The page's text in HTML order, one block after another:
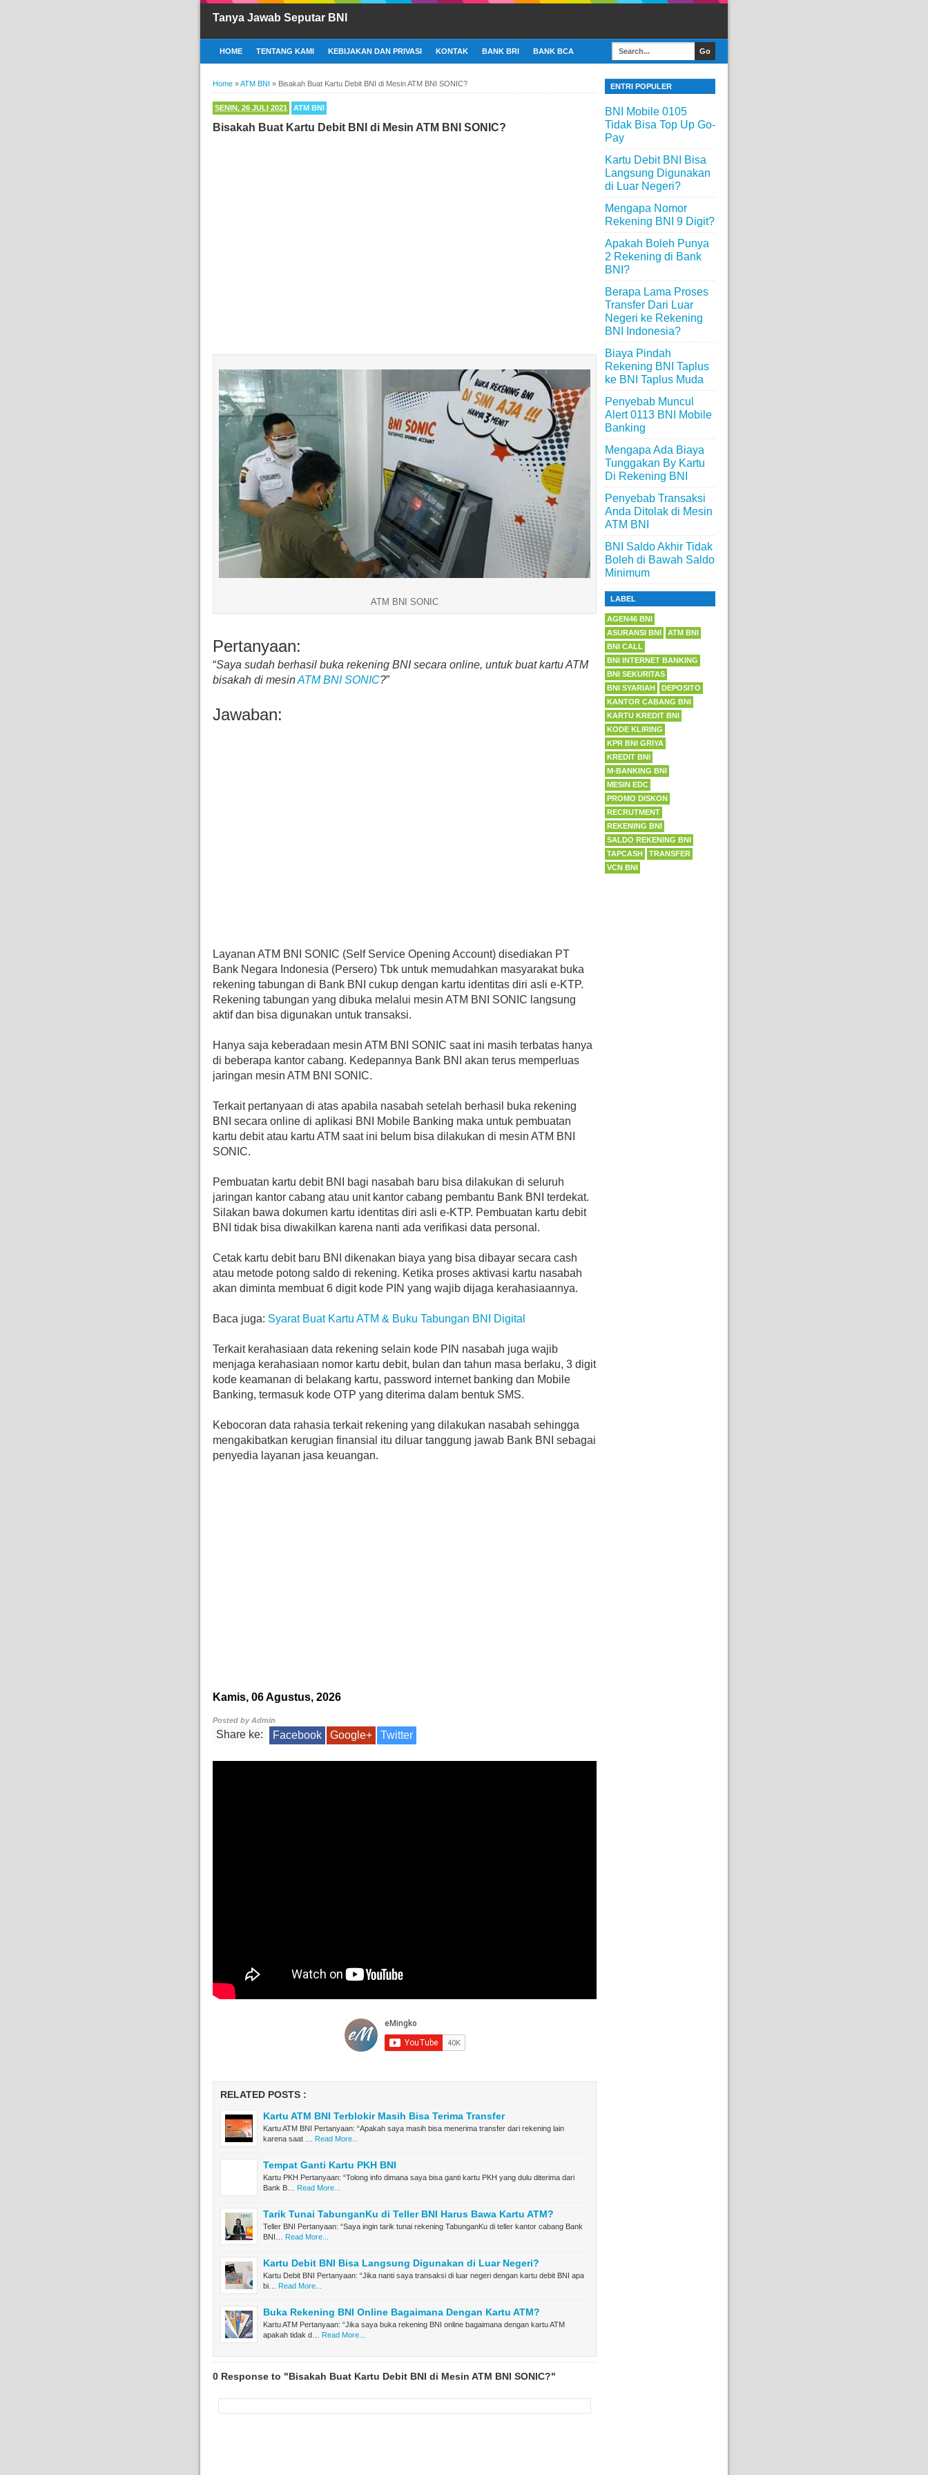
Tanya Jawab Seputar BNI
HOME TENTANG KAMI KEBIJAKAN DAN PRIVASI KONTAK BANK BRI BANK BCA
Home »ATM BNI » Bisakah Buat Kartu Debit BNI di Mesin ATM BNI SONIC?
SENIN, 26 JULI 2021 ATM BNI
Bisakah Buat Kartu Debit BNI di Mesin ATM BNI SONIC?
ATM BNI SONIC
Pertanyaan:
“Saya sudah berhasil buka rekening BNI secara online, untuk buat kartu ATM
bisakah di mesinATM BNI SONIC?”
Jawaban:
Layanan ATM BNI SONIC (Self Service Opening Account) disediakan PT
Bank Negara Indonesia (Persero) Tbk untuk memudahkan masyarakat buka
rekening tabungan di Bank BNI cukup dengan kartu identitas diri asli e-KTP.
Rekening tabungan yang dibuka melalui mesin ATM BNI SONIC langsung
aktif dan bisa digunakan untuk transaksi.
Hanya saja keberadaan mesin ATM BNI SONIC saat ini masih terbatas hanya
di beberapa kantor cabang. Kedepannya Bank BNI akan terus memperluas
jaringan mesin ATM BNI SONIC.
Terkait pertanyaan di atas apabila nasabah setelah berhasil buka rekening
BNI secara online di aplikasi BNI Mobile Banking maka untuk pembuatan
kartu debit atau kartu ATM saat ini belum bisa dilakukan di mesin ATM BNI
SONIC.
Pembuatan kartu debit BNI bagi nasabah baru bisa dilakukan di seluruh
jaringan kantor cabang atau unit kantor cabang pembantu Bank BNI terdekat.
Silakan bawa dokumen kartu identitas diri asli e-KTP. Pembuatan kartu debit
BNI tidak bisa diwakilkan karena nanti ada verifikasi data personal.
Cetak kartu debit baru BNI dikenakan biaya yang bisa dibayar secara cash
atau metode potong saldo di rekening. Ketika proses aktivasi kartu nasabah
akan diminta membuat 6 digit kode PIN yang wajib dijaga kerahasiaannya.
Baca juga: Syarat Buat Kartu ATM & Buku Tabungan BNI Digital
Terkait kerahasiaan data rekening selain kode PIN nasabah juga wajib
menjaga kerahasiaan nomor kartu debit, bulan dan tahun masa berlaku, 3 digit
kode keamanan di belakang kartu, password internet banking dan Mobile
Banking, termasuk kode OTP yang diterima dalam bentuk SMS.
Kebocoran data rahasia terkait rekening yang dilakukan nasabah sehingga
mengakibatkan kerugian finansial itu diluar tanggung jawab Bank BNI sebagai
penyedia layanan jasa keuangan.
Kamis, 06 Agustus, 2026
Posted byAdmin
Share ke: Facebook Google+ Twitter
RELATED POSTS :
Kartu ATM BNI Terblokir Masih Bisa Terima Transfer
Kartu ATM BNI Pertanyaan: “Apakah saya masih bisa menerima transfer dari rekening lain
karena saat …
Read More...
Tempat Ganti Kartu PKH BNI
Kartu PKH Pertanyaan: “Tolong info dimana saya bisa ganti kartu PKH yang dulu diterima dari
Bank B…
Read More...
Tarik Tunai TabunganKu di Teller BNI Harus Bawa Kartu ATM?
Teller BNI Pertanyaan: “Saya ingin tarik tunai rekening TabunganKu di teller kantor cabang Bank
BNI…
Read More...
Kartu Debit BNI Bisa Langsung Digunakan di Luar Negeri?
Kartu Debit BNI Pertanyaan: “Jika nanti saya transaksi di luar negeri dengan kartu debit BNI apa
bi…
Read More...
Buka Rekening BNI Online Bagaimana Dengan Kartu ATM?
Kartu ATM Pertanyaan: “Jika saya buka rekening BNI online bagaimana dengan kartu ATM
apakah tidak d…
Read More...
0 Response to "Bisakah Buat Kartu Debit BNI di Mesin ATM BNI SONIC?"
ENTRI POPULER
BNI Mobile 0105
Tidak Bisa Top Up Go-
Pay
Kartu Debit BNI Bisa
Langsung Digunakan
di Luar Negeri?
Mengapa Nomor
Rekening BNI 9 Digit?
Apakah Boleh Punya
2 Rekening di Bank
BNI?
Berapa Lama Proses
Transfer Dari Luar
Negeri ke Rekening
BNI Indonesia?
Biaya Pindah
Rekening BNI Taplus
ke BNI Taplus Muda
Penyebab Muncul
Alert 0113 BNI Mobile
Banking
Mengapa Ada Biaya
Tunggakan By Kartu
Di Rekening BNI
Penyebab Transaksi
Anda Ditolak di Mesin
ATM BNI
BNI Saldo Akhir Tidak
Boleh di Bawah Saldo
Minimum
LABEL
AGEN46 BNI
ASURANSI BNI
ATM BNI
BNI CALL
BNI INTERNET BANKING
BNI SEKURITAS
BNI SYARIAH
DEPOSITO
KANTOR CABANG BNI
KARTU KREDIT BNI
KODE KLIRING
KPR BNI GRIYA
KREDIT BNI
M-BANKING BNI
MESIN EDC
PROMO DISKON
RECRUTMENT
REKENING BNI
SALDO REKENING BNI
TAPCASH
TRANSFER
VCN BNI